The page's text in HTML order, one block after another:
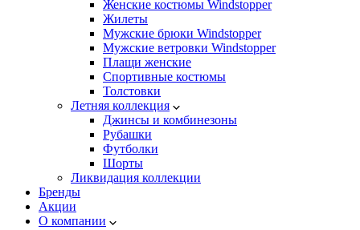
Женские костюмы Windstopper
Жилеты
Мужские брюки Windstopper
Мужские ветровки Windstopper
Плащи женские
Спортивные костюмы
Толстовки
Летняя коллекция
Джинсы и комбинезоны
Рубашки
Футболки
Шорты
Ликвидация коллекции
Бренды
Акции
О компании